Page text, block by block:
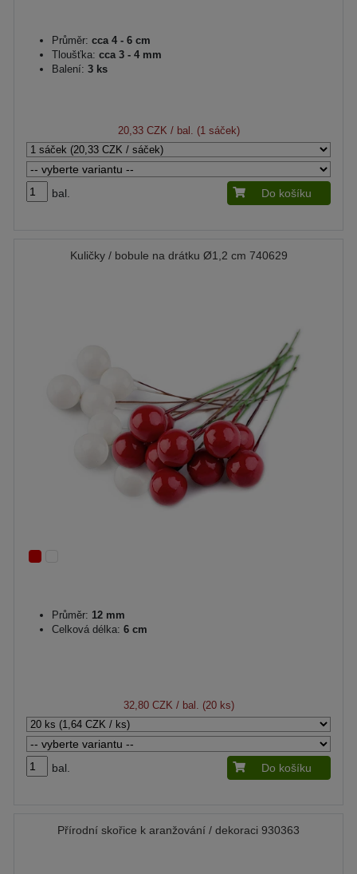
Průměr: cca 4 - 6 cm
Tloušťka: cca 3 - 4 mm
Balení: 3 ks
20,33 CZK / bal. (1 sáček)
bal. Do košíku
Kuličky / bobule na drátku Ø1,2 cm 740629
Průměr: 12 mm
Celková délka: 6 cm
32,80 CZK / bal. (20 ks)
bal. Do košíku
Přírodní skořice k aranžování / dekoraci 930363